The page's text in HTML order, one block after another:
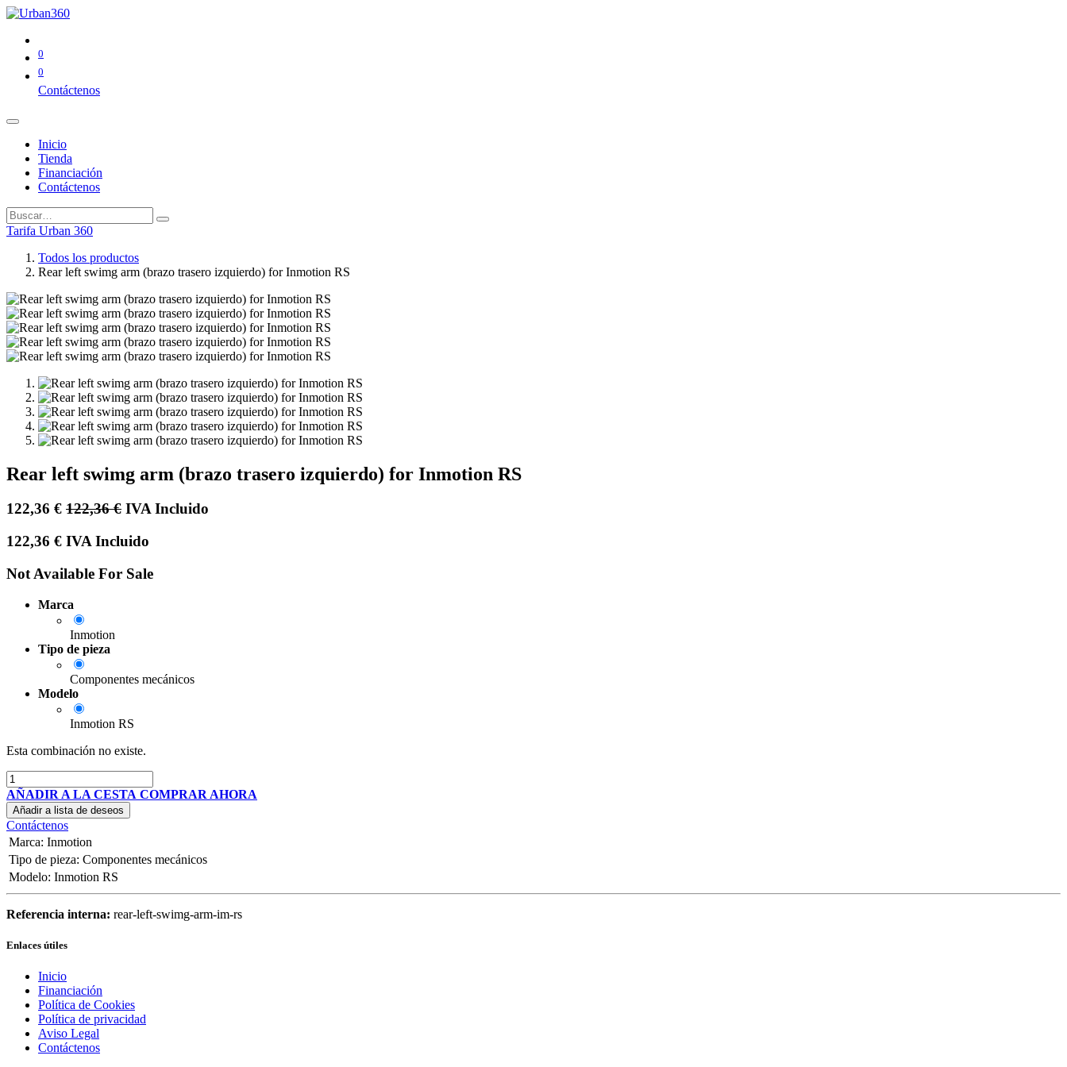
0
0
Contáctenos
Inicio
Tienda
Financiación
Contáctenos
Tarifa Urban 360
Todos los productos
Rear left swimg arm (brazo trasero izquierdo) for Inmotion RS
Rear left swimg arm (brazo trasero izquierdo) for Inmotion RS
122,36 € 122,36€ IVA Incluido
122,36 € IVA Incluido
Not Available For Sale
Marca
Inmotion
Tipo de pieza
Componentes mecánicos
Modelo
Inmotion RS
Esta combinación no existe.
AÑADIR A LA CESTA COMPRAR AHORA
Añadir a lista de deseos
Contáctenos
Marca: Inmotion
Tipo de pieza: Componentes mecánicos
Modelo: Inmotion RS
Referencia interna: rear-left-swimg-arm-im-rs
Enlaces útiles
Inicio
Financiación
Política de Cookies
Política de privacidad
Aviso Legal
Contáctenos